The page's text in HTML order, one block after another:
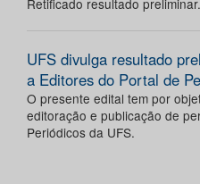
Retificado resultado preliminar.
UFS divulga resultado
a Editores do Portal de
O presente edital tem por
editoração e publicação de
Periódicos da UFS.